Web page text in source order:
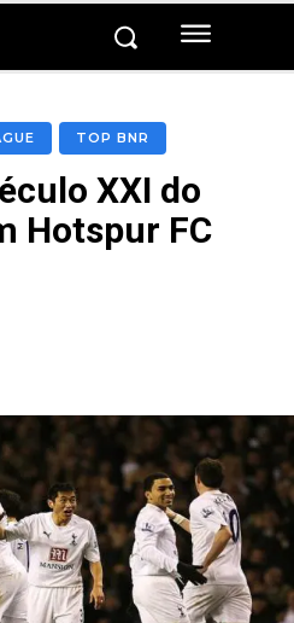
TOP BNR
XXI do
Hotspur FC